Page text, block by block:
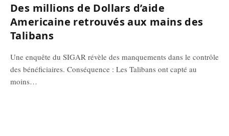
Des millions de Dollars d’aide
Americaine retrouvés aux mains des
Talibans
Une enquête du SIGAR révèle des manquements dans le contrôle
des bénéficiaires. Conséquence : Les Talibans ont capté au
moins…